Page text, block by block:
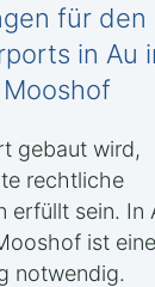
für den
in Au
gebaut wird,
rechtliche
erfüllt sein. In
ist eine
notwendig.